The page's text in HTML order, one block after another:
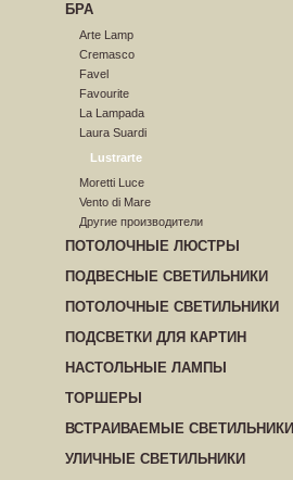
БРА
Arte Lamp
Cremasco
Favel
Favourite
La Lampada
Laura Suardi
Lustrarte
Moretti Luce
Vento di Mare
Другие производители
ПОТОЛОЧНЫЕ ЛЮСТРЫ
ПОДВЕСНЫЕ СВЕТИЛЬНИКИ
ПОТОЛОЧНЫЕ СВЕТИЛЬНИКИ
ПОДСВЕТКИ ДЛЯ КАРТИН
НАСТОЛЬНЫЕ ЛАМПЫ
ТОРШЕРЫ
ВСТРАИВАЕМЫЕ СВЕТИЛЬНИКИ
УЛИЧНЫЕ СВЕТИЛЬНИКИ